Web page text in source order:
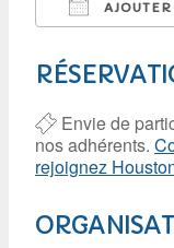
Envie de
nos adhérents.
rejoignez